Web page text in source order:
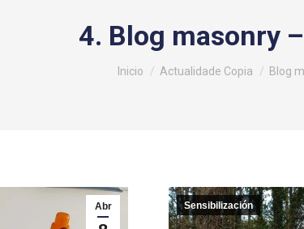
4. Blog masonry
Estás aquí:
Inicio Actualidade Copia Blog
Abr Sensibilización